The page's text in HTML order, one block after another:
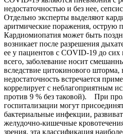
недостаточностью и без нее,
Отдельно эксперты выделяют
аритмические поражения, острую
Кардиомиопатия может быть
возникает после разрешения
ее у пациентов с COVID-19 до сих
всего, заболевание носит
вследствие цитокинового
недостаточность встречается
коррелирует с неблагоприятным
против 9 % без таковой). При
госпитализации могут
бактериальные инфекции,
желудочно-кишечные
зрения, эта классификация